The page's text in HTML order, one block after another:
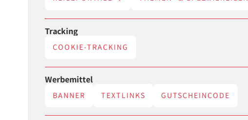
Tracking
COOKIE-TRACKING
Werbemittel
BANNER TEXTLINKS GUTSCHEINCODE